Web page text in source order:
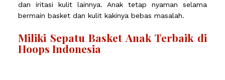
dan iritasi kulit lainnya. Anak tetap nyaman selama
bermain basket dan kulit kakinya bebas masalah.
Miliki Sepatu Basket Anak Terbaik di
Hoops Indonesia